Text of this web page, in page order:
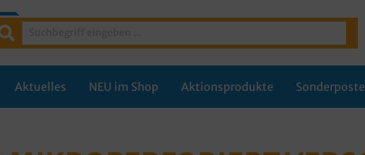
Aktuelles NEU im Shop Aktionsprodukte